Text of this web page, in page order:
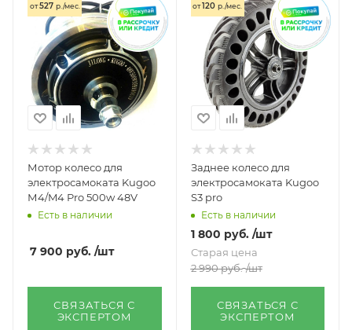
от527 р./мес.
Мотор колесо для
электросамоката Kugoo
М4/M4 Pro 500w 48V
Есть в наличии
7 900 руб. /шт
СВЯЗАТЬСЯ С
ЭКСПЕРТОМ
от120 р./мес.
Заднее колесо для
электросамоката Kugoo
S3 pro
Есть в наличии
1 800 руб. /шт
Старая цена
2 990руб. /шт
СВЯЗАТЬСЯ С
ЭКСПЕРТОМ